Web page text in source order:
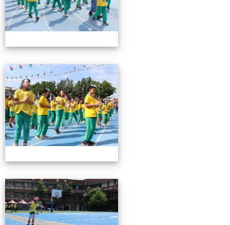
0503運動會花絮-2
0503運動會花絮-2